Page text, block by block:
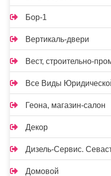
Бор-1
Вертикаль-двери
Вест, строительно-
Все Виды
Геона, магазин-салон
Декор
Дизель-Сервис.
Домовой